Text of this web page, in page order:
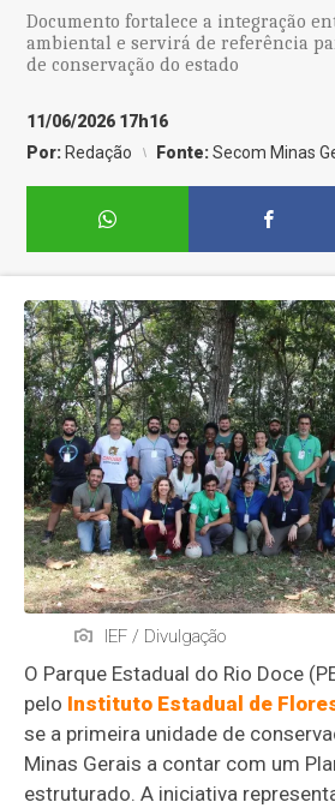
Documento fortalece a integração
ambiental e servirá de referência
de conservação do estado
11/06/2026 17h16
Por: Redação Fonte:Secom Minas
IEF / Divulgação
O Parque Estadual do Rio Doce
pelo Instituto Estadual de
se a primeira unidade de
Minas Gerais a contar com um
estruturado. A iniciativa